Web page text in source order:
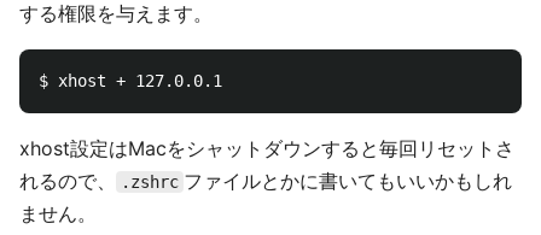
する権限を与えます。
xhost設定はMacをシャットダウンすると毎回リセットさ
れるので、
.zshrc ファイルとかに書いてもいいかもしれ
ません。